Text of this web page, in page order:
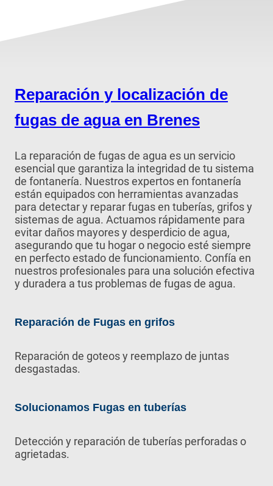
Reparación y localización de
fugas de agua en Brenes
La reparación de fugas de agua es un servicio
esencial que garantiza la integridad de tu sistema
de fontanería. Nuestros expertos en fontanería
están equipados con herramientas avanzadas
para detectar y reparar fugas en tuberías, grifos y
sistemas de agua. Actuamos rápidamente para
evitar daños mayores y desperdicio de agua,
asegurando que tu hogar o negocio esté siempre
en perfecto estado de funcionamiento. Confía en
nuestros profesionales para una solución efectiva
y duradera a tus problemas de fugas de agua.
Reparación de Fugas en grifos
Reparación de goteos y reemplazo de juntas
desgastadas.
Solucionamos Fugas en tuberías
Detección y reparación de tuberías perforadas o
agrietadas.